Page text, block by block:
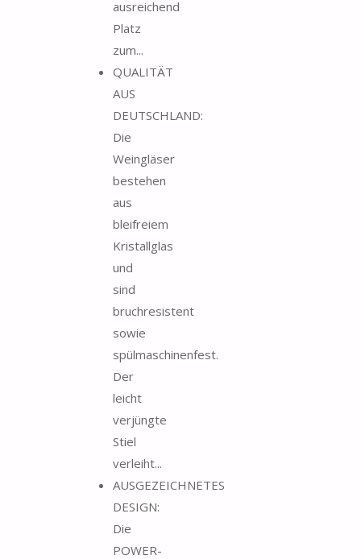
ausreichend
Platz
zum...
QUALITÄT
AUS
DEUTSCHLAND:
Die
Weingläser
bestehen
aus
bleifreiem
Kristallglas
und
sind
bruchresistent
sowie
spülmaschinenfest.
Der
leicht
verjüngte
Stiel
verleiht...
AUSGEZEICHNETES
DESIGN:
Die
POWER-